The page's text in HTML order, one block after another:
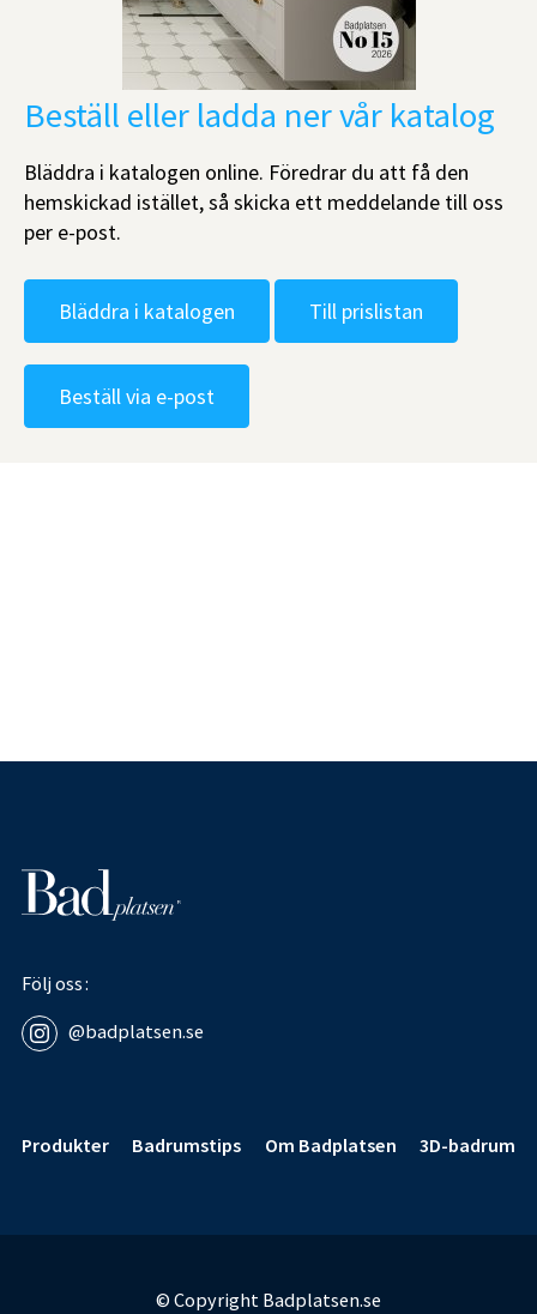
Beställ eller ladda ner vår katalog
Bläddra i katalogen online. Föredrar du att få den
hemskickad istället, så skicka ett meddelande till oss
per e-post.
Bläddra i katalogen Till prislistan
Beställ via e-post
Följ oss
@badplatsen.se
Produkter
Badrumstips Om Badplatsen 3D-badrum
© Copyright Badplatsen.se